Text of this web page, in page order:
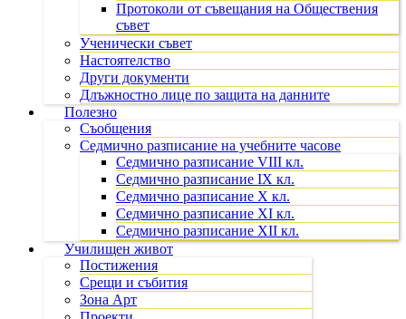
Протоколи от съвещания на Обществения
съвет
Ученически съвет
Настоятелство
Други документи
Длъжностно лице по защита на данните
Полезно
Съобщения
Седмично разписание на учебните часове
Седмично разписание VIII кл.
Седмично разписание IX кл.
Седмично разписание X кл.
Седмично разписание XI кл.
Седмично разписание XII кл.
Училищен живот
Постижения
Срещи и събития
Зона Арт